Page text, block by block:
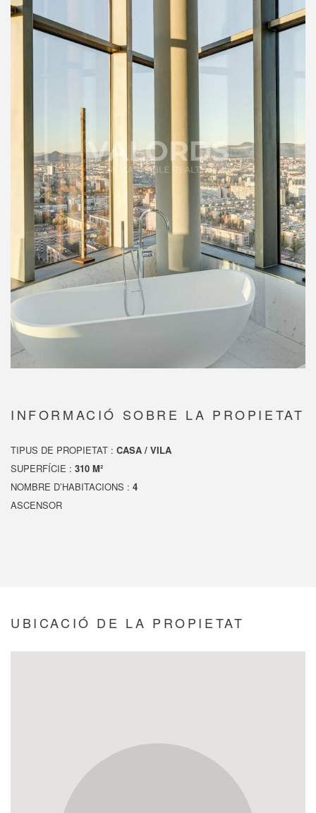
INFORMACIÓ SOBRE LA PROPIETAT
TIPUS DE PROPIETAT : CASA / VILA
SUPERFÍCIE : 310 M²
NOMBRE D’HABITACIONS : 4
ASCENSOR
UBICACIÓ DE LA PROPIETAT